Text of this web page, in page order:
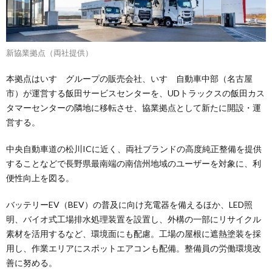
新協業拠点（両社提供）
本拠点はいすゞグループの販売会社、いすゞ自動車中部（名古屋
市）が運営する飯田サービスセンターを、UDトラックスの飯田カス
タマーセンターの隣地に移転させ、協業拠点として新たに開設・運
営する。
中央自動車道の松川ICに近く、両社ブランドの高度純正整備を提供
することなどで⾧野県最南端の南信州地域のユーザーを対象に、利
便性向上を図る。
バッテリーEV（BEV）の普及に向け充電器を備えるほか、LED照
明、バイオ式工場排水処理装置を設置し、外構の一部にリサイクル
素材を活用するなど、環境面にも配慮。工場の屋根に遮熱塗装を採
用し、作業エリアにスポットエアコンも配備。整備員の労働環境改
善に努める。